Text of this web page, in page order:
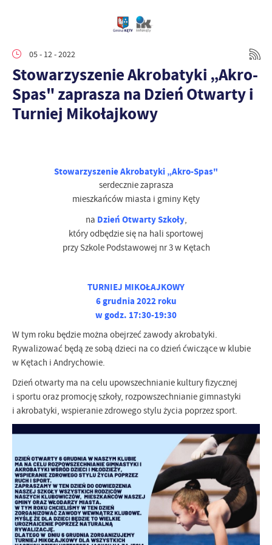
05 - 12 - 2022
Stowarzyszenie Akrobatyki „Akro-
Spas" zaprasza na Dzień Otwarty i
Turniej Mikołajkowy
Stowarzyszenie Akrobatyki „Akro-Spas"
serdecznie zaprasza
mieszkańców miasta i gminy Kęty
na Dzień Otwarty Szkoły,
który odbędzie się na hali sportowej
przy Szkole Podstawowej nr 3 w Kętach
TURNIEJ MIKOŁAJKOWY
6 grudnia 2022 roku
w godz. 17:30-19:30
W tym roku będzie można obejrzeć zawody akrobatyki.
Rywalizować będą ze sobą dzieci na co dzień ćwiczące w klubie
w Kętach i Andrychowie.
Dzień otwarty ma na celu upowszechnianie kultury fizycznej
i sportu oraz promocję szkoły, rozpowszechnianie gimnastyki
i akrobatyki, wspieranie zdrowego stylu życia poprzez sport.